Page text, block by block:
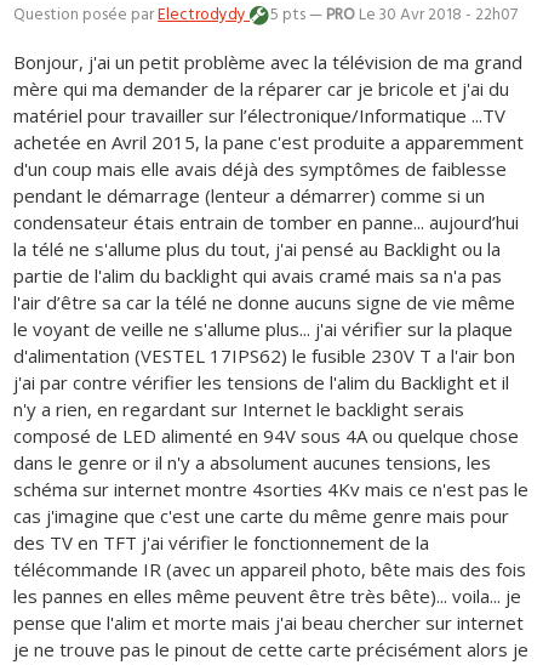
Question posée parElectrodydy 5 pts —PRO Le 30 Avr 2018 - 22h07
Bonjour, j'ai un petit problème avec la télévision de ma grand
mère qui ma demander de la réparer car je bricole et j'ai du
matériel pour travailler sur l’électronique/Informatique ...TV
achetée en Avril 2015, la pane c'est produite a apparemment
d'un coup mais elle avais déjà des symptômes de faiblesse
pendant le démarrage (lenteur a démarrer) comme si un
condensateur étais entrain de tomber en panne... aujourd’hui
la télé ne s'allume plus du tout, j'ai pensé au Backlight ou la
partie de l'alim du backlight qui avais cramé mais sa n'a pas
l'air d’être sa car la télé ne donne aucuns signe de vie même
le voyant de veille ne s'allume plus... j'ai vérifier sur la plaque
d'alimentation (VESTEL 17IPS62) le fusible 230V T a l'air bon
j'ai par contre vérifier les tensions de l'alim du Backlight et il
n'y a rien, en regardant sur Internet le backlight serais
composé de LED alimenté en 94V sous 4A ou quelque chose
dans le genre or il n'y a absolument aucunes tensions, les
schéma sur internet montre 4sorties 4Kv mais ce n'est pas le
cas j'imagine que c'est une carte du même genre mais pour
des TV en TFT j'ai vérifier le fonctionnement de la
télécommande IR (avec un appareil photo, bête mais des fois
les pannes en elles même peuvent être très bête)... voila... je
pense que l'alim et morte mais j'ai beau chercher sur internet
je ne trouve pas le pinout de cette carte précisément alors je